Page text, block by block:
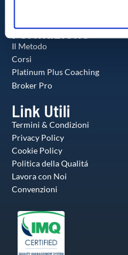
altre informazioni che ha
utilizzo dei loro servizi.
Formazione
Il Metodo
Corsi
Platinum Plus Coaching
Broker Pro
Link Utili
Termini & Condizioni
Privacy Policy
Cookie Policy
Politica della Qualitá
Lavora con Noi
Convenzioni